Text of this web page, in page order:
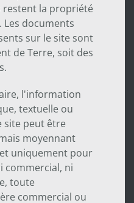
restent la propriété
documents
sur le site sont
de Terre, soit des
l'information
textuelle ou
site peut être
moyennant
uniquement pour
commercial, ni
toute
commercial ou